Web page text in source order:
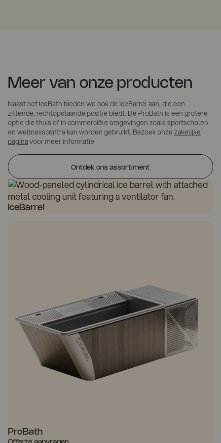
Meer van onze producten
Ontdek ons assortiment
Naast het IceBath bieden we ook de IceBarrel aan, die een
zittende, rechtopstaande positie biedt. De ProBath is een grotere
optie die thuis of in commerciële omgevingen zoals sportscholen
en wellnesscentra kan worden gebruikt. Bezoek onze zakelijke
paginavoor meer informatie
IceBarrel
ProBath